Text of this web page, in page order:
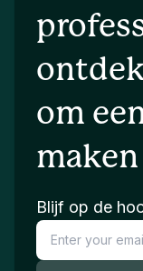
om
Blijf op de